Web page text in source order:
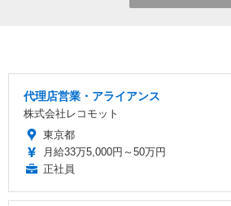
代理店営業・アライアンス
株式会社レコモット
東京都
月給33万5,000円～50万円
正社員